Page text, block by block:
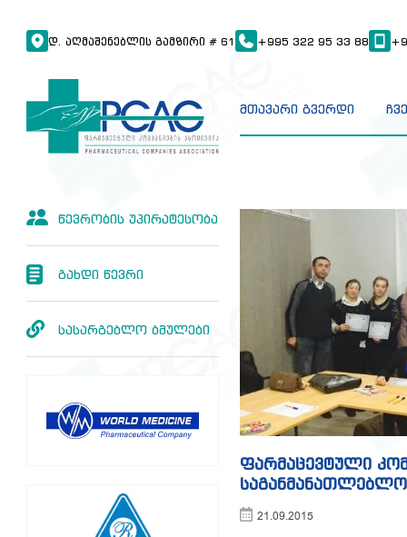
Დ. ᲐᲦᲛᲐᲨᲔᲜᲔᲑᲚᲘᲡ ᲒᲐᲛᲖᲘᲠᲘ # 61 +995 322 95 33 88
მთავარი გვერდი
წევრობის უპირატესობა
გახდი წევრი
სასარგებლო ბმულები
ფარმაცევტული
21.09.2015